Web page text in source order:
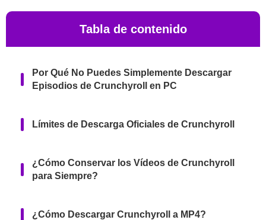
Tabla de contenido
Por Qué No Puedes Simplemente Descargar
Episodios de Crunchyroll en PC
Límites de Descarga Oficiales de Crunchyroll
¿Cómo Conservar los Vídeos de Crunchyroll
para Siempre?
¿Cómo Descargar Crunchyroll a MP4?